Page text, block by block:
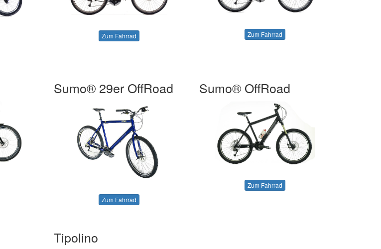
Zum Fahrrad Zum Fahrrad
Sumo® 29er OffRoad
Zum Fahrrad
Sumo® OffRoad
Zum Fahrrad
Tipolino